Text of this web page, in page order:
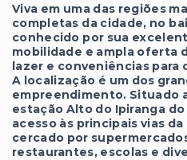
Viva em uma das regiões
completas da cidade, no
conhecido por sua
mobilidade e ampla oferta
lazer e conveniências para
A localização é um dos
empreendimento. Situado
estação Alto do Ipiranga
acesso às principais vias
cercado por
restaurantes, escolas e